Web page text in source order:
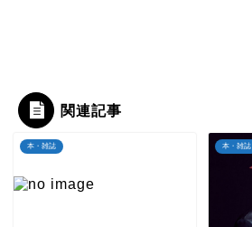
関連記事
本・雑誌 本・雑誌